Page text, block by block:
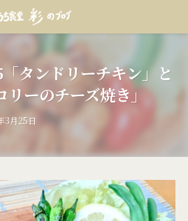
タンドリーチキン」と
リーのチーズ焼き」
3月25日